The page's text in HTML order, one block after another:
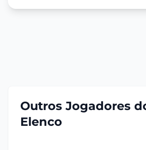
Outros Jogadores
Elenco